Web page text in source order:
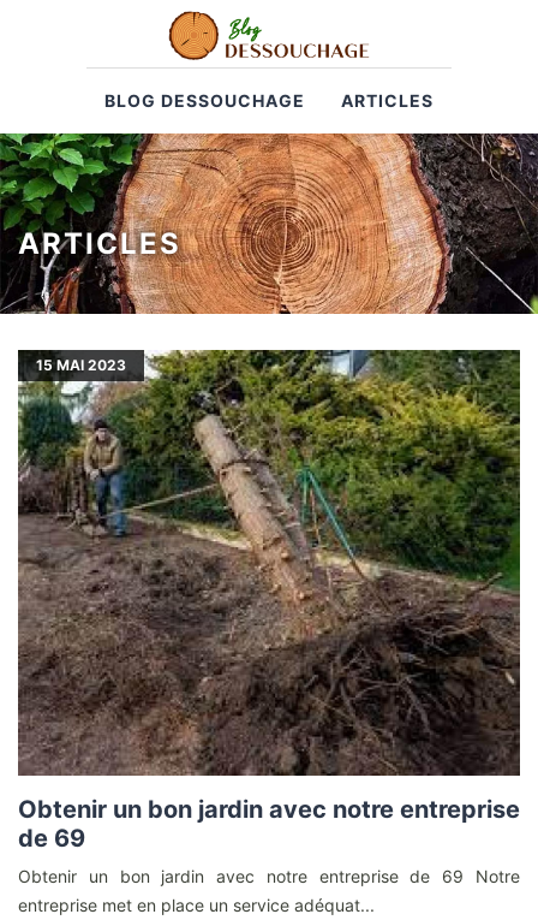
BLOG DESSOUCHAGE ARTICLES
ARTICLES
15MAI 2023
Obtenir un bon jardin avec notre entreprise
de 69
Obtenir un bon jardin avec notre entreprise de 69 Notre
entreprise met en place un service adéquat...